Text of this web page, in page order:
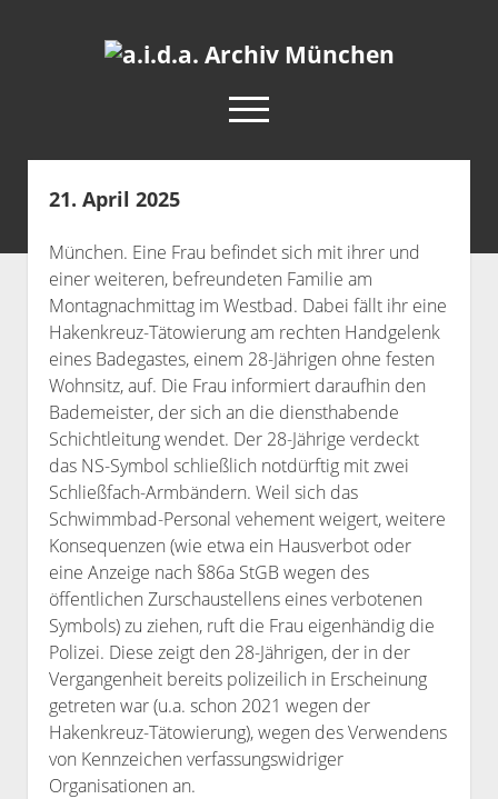
a.i.d.a.
open
menu
facebook
rss info@aida-archiv.de
Aktuelles
Termine
open
dropdown
menu
Antifaschistische Termine im Süden
Antifaschistische Termine in München
Rechte Termine im Süden
Rechte Termine München
Chronologie
Das Archiv
open
dropdown
menu
a.i.d.a. e. V. unterstützen
Über a.i.d.a.
RSS-Feeds, Twitter & Facebook
Bibliothek
Kontakt & PGP-Key
Impressum
21. April 2025
München. Eine Frau befindet sich mit ihrer und
einer weiteren, befreundeten Familie am
Montagnachmittag im Westbad. Dabei fällt ihr eine
Hakenkreuz-Tätowierung am rechten Handgelenk
eines Badegastes, einem 28-Jährigen ohne festen
Wohnsitz, auf. Die Frau informiert daraufhin den
Bademeister, der sich an die diensthabende
Schichtleitung wendet. Der 28-Jährige verdeckt
das NS-Symbol schließlich notdürftig mit zwei
Schließfach-Armbändern. Weil sich das
Schwimmbad-Personal vehement weigert, weitere
Konsequenzen (wie etwa ein Hausverbot oder
eine Anzeige nach §86a StGB wegen des
öffentlichen Zurschaustellens eines verbotenen
Symbols) zu ziehen, ruft die Frau eigenhändig die
Polizei. Diese zeigt den 28-Jährigen, der in der
Vergangenheit bereits polizeilich in Erscheinung
getreten war (u.a. schon 2021 wegen der
Hakenkreuz-Tätowierung), wegen des Verwendens
von Kennzeichen verfassungswidriger
Organisationen an.